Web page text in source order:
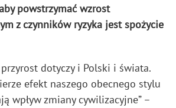
powstrzymać wzrost
z czynników ryzyka jest spożycie
przyrost dotyczy i Polski i świata.
efekt naszego obecnego stylu
wpływ zmiany cywilizacyjne” –